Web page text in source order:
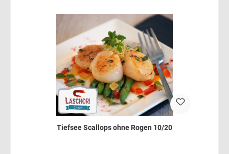
Tiefsee Scallops ohne Rogen 10/20